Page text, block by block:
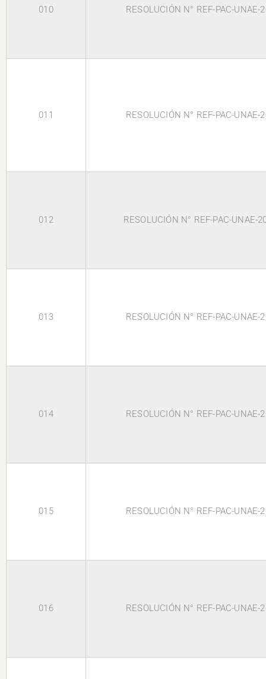
010 RESOLUCIÓN N° REF-PAC-UNAE-
011 RESOLUCIÓN N° REF-PAC-UNAE-
012 RESOLUCIÓN N° REF-PAC-UNAE-
013 RESOLUCIÓN N° REF-PAC-UNAE-
014 RESOLUCIÓN N° REF-PAC-UNAE-
015 RESOLUCIÓN N° REF-PAC-UNAE-
016 RESOLUCIÓN N° REF-PAC-UNAE-